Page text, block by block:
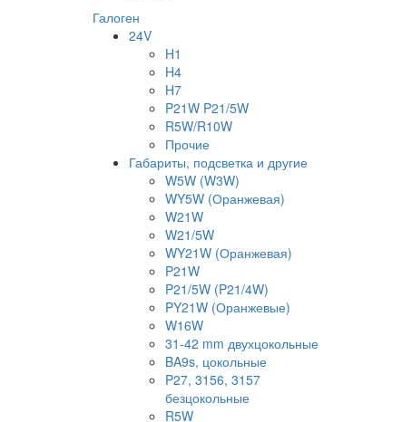
Галоген
24V
H1
H4
H7
P21W P21/5W
R5W/R10W
Прочие
Габариты, подсветка и другие
W5W (W3W)
WY5W (Оранжевая)
W21W
W21/5W
WY21W (Оранжевая)
P21W
P21/5W (P21/4W)
PY21W (Оранжевые)
W16W
31-42 mm двухцокольные
BA9s, цокольные
P27, 3156, 3157
безцокольные
R5W